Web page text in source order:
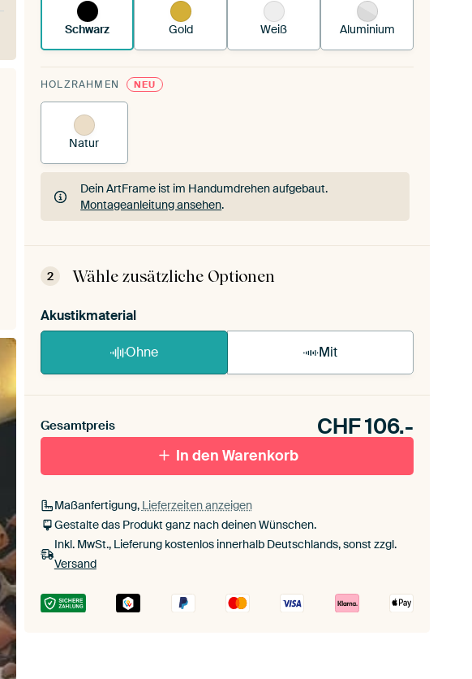
Schwarz Gold Weiß Aluminium
HOLZRAHMEN NEU
Natur
Dein ArtFrame ist im Handumdrehen aufgebaut.
Montageanleitung ansehen.
Dein ArtFrame ist im Handumdrehen aufgebaut.
2
Wähle zusätzliche Optionen
Akustikmaterial
Ohne Mit
Gesamtpreis CHF106.-
In den Warenkorb
Maßanfertigung, Lieferzeiten anzeigen
Gestalte das Produkt ganz nach deinen Wünschen.
Inkl. MwSt., Lieferung kostenlos innerhalb Deutschlands, sonst zzgl.
Versand